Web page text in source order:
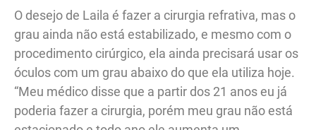
O desejo de Laila é fazer a cirurgia refrativa, mas o
grau ainda não está estabilizado, e mesmo com o
procedimento cirúrgico, ela ainda precisará usar os
óculos com um grau abaixo do que ela utiliza hoje.
“Meu médico disse que a partir dos 21 anos eu já
poderia fazer a cirurgia, porém meu grau não está